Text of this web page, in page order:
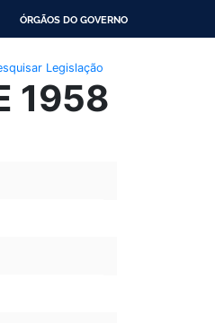
ÓRGÃOS DO GOVERNO
Legislação
1958